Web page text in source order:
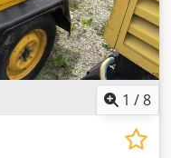
1 /8